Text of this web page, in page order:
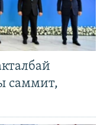
саммит,